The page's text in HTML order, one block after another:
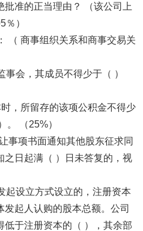
准的正当理由？ （该公司上
）
（ 商事组织关系和商事交易关
会，其成员不得少于（ ）
，所留存的该项公积金不得少
。 （25%）
事项书面通知其他股东征求同
日起满（ ）日未答复的，视
起设立方式设立的，注册资本
起人认购的股本总额。公司
于注册资本的（ ），其余部